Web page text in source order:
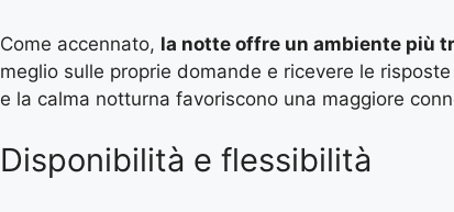
Come accennato, la notte offre un ambiente più
meglio sulle proprie domande e ricevere le
e la calma notturna favoriscono una maggiore
Disponibilità e flessibilità